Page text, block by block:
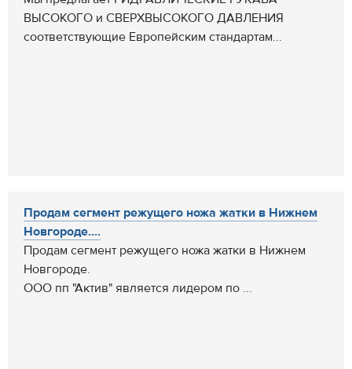
ВЫСОКОГО и СВЕРХВЫСОКОГО ДАВЛЕНИЯ
соответствующие Европейским стандартам...
Продам сегмент режущего ножа жатки в Нижнем
Новгороде....
Продам сегмент режущего ножа жатки в Нижнем
Новгороде.
ООО пп "Актив" является лидером по ...